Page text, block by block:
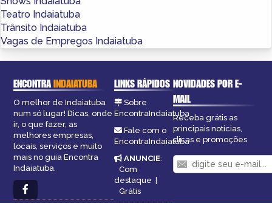
Teatro Indaiatuba
Trânsito Indaiatuba
Vagas de Empregos Indaiatuba
ENCONTRAINDAIATUBA
O melhor de Indaiatuba
num só lugar! Dicas, onde
ir, o que fazer, as
melhores empresas,
locais, serviços e muito
mais no guia Encontra
Indaiatuba.
LINKS RÁPIDOS
Sobre
EncontraIndaiatuba
Fale com o
EncontraIndaiatuba
ANUNCIE:
Com
destaque |
Grátis
NOVIDADES POR E-
MAIL
Receba grátis as
principais notícias,
dicas e promoções